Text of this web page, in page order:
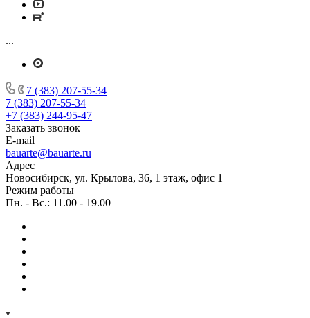
...
7 (383) 207-55-34
7 (383) 207-55-34
+7 (383) 244-95-47
Заказать звонок
E-mail
bauarte@bauarte.ru
Адрес
Новосибирск, ул. Крылова, 36, 1 этаж, офис 1
Режим работы
Пн. - Вс.: 11.00 - 19.00